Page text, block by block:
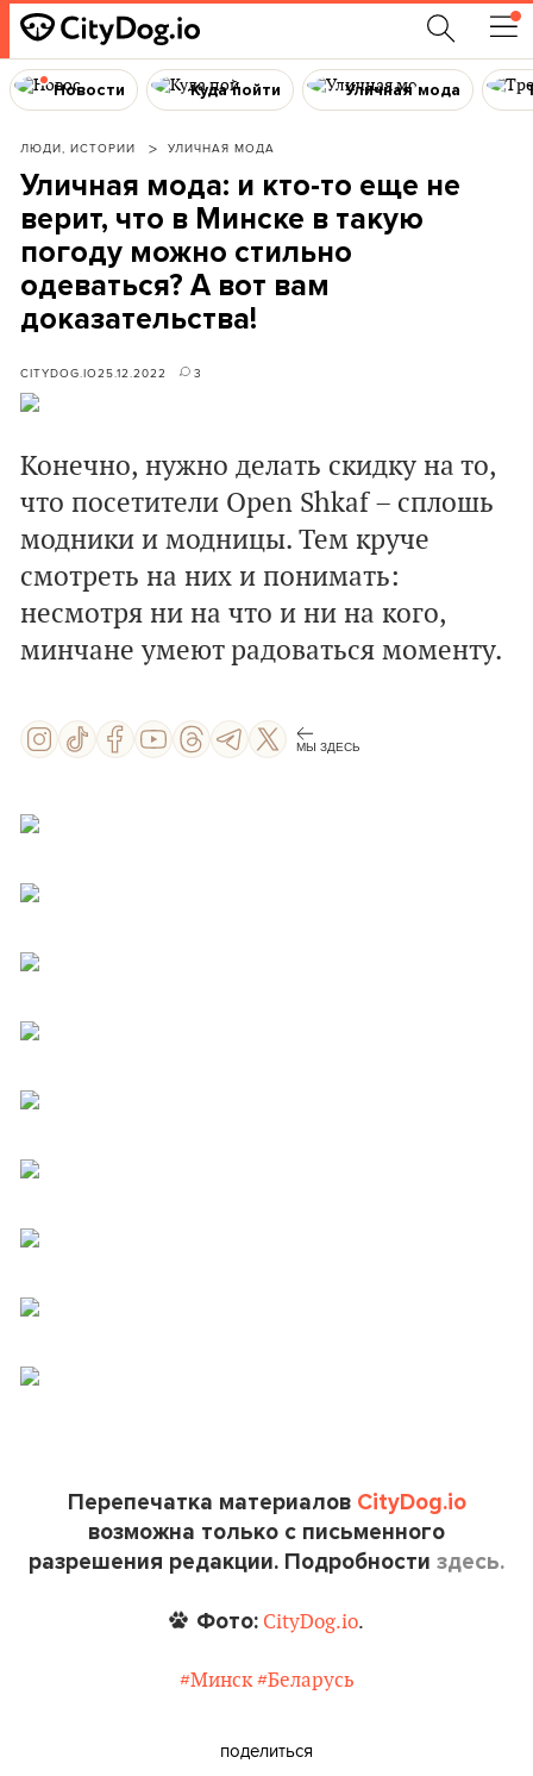
Новости Куда пойти Уличная мода
ЛЮДИ, ИСТОРИИ УЛИЧНАЯ МОДА
Уличная мода: и кто-то еще не
верит, что в Минске в такую
погоду можно стильно
одеваться? А вот вам
доказательства!
CITYDOG.IO25.12.2022 3
Конечно, нужно делать скидку на то,
что посетители Open Shkaf – сплошь
модники и модницы. Тем круче
смотреть на них и понимать:
несмотря ни на что и ни на кого,
минчане умеют радоваться моменту.
МЫ ЗДЕСЬ
Перепечатка материалов CityDog.io
возможна только с письменного
разрешения редакции. Подробности здесь.
Фото: CityDog.io.
#Минск #Беларусь
поделиться